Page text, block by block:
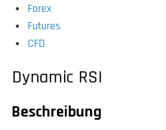
Forex
Futures
CFD
Dynamic RSI
Beschreibung